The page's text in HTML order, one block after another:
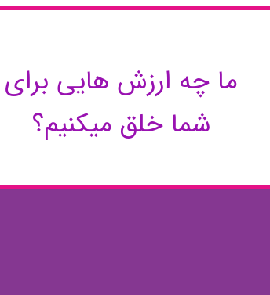
ما چه ارزش هایی برای
شما خلق میکنیم؟